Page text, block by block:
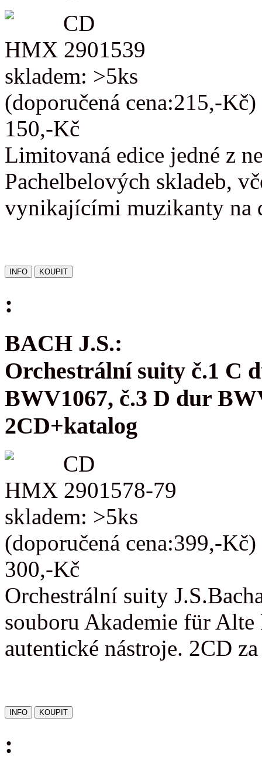
CD
HMX 2901539
skladem: >5ks
(doporučená cena:215,-Kč)
150,-Kč
Limitovaná edice jedné z
Pachelbelových skladeb,
vynikajícími muzikanty na
:
BACH J.S.:
Orchestrální suity č.1 C
BWV1067, č.3 D dur
2CD+katalog
CD
HMX 2901578-79
skladem: >5ks
(doporučená cena:399,-Kč)
300,-Kč
Orchestrální suity
souboru Akademie für
autentické nástroje. 2CD
: